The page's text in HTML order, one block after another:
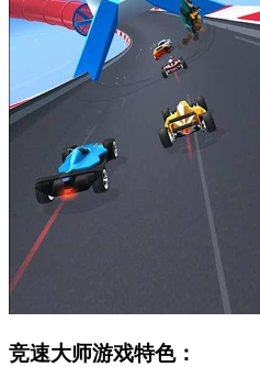
竞速大师游戏特色：